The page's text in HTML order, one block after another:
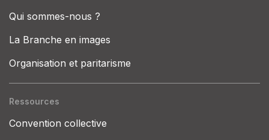
Qui sommes-nous ?
La Branche en images
Organisation et paritarisme
Ressources
Convention collective